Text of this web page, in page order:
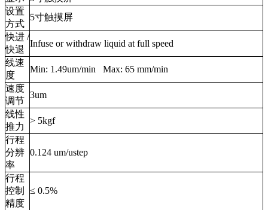
设置
方式
5寸触摸屏
快进 /
快退
Infuse or withdraw liquid at full speed
线速
度
Min: 1.49um/min Max: 65 mm/min
速度
调节
3um
线性
推力
> 5kgf
行程
分辨
率
0.124 um/ustep
行程
控制
精度
≤ 0.5%